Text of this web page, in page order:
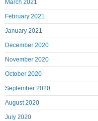
March 2021
February 2021
January 2021
December 2020
November 2020
October 2020
September 2020
August 2020
July 2020